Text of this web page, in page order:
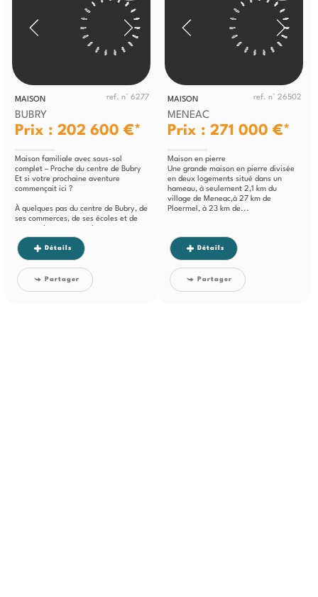
MAISON ref. n° 6277
BUBRY
Prix : 202 600 €*
Maison familiale avec sous-sol
complet – Proche du centre de Bubry
Et si votre prochaine aventure
commençait ici ?
À quelques pas du centre de Bubry, de
ses commerces, de ses écoles et de
Détails
Partager
MAISON ref. n° 26502
MENEAC
Prix : 271 000 €*
Maison en pierre
Une grande maison en pierre divisée
en deux logements situé dans un
hameau, à seulement 2,1 km du
village de Meneac,à 27 km de
Ploermel, à 23 km de...
Détails
Partager